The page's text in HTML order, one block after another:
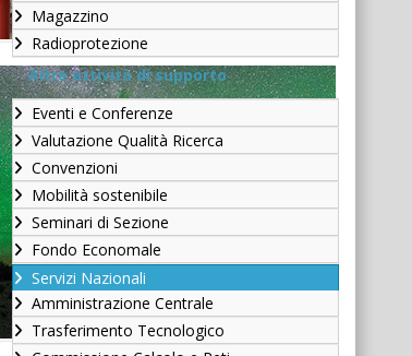
Magazzino
Radioprotezione
Altre attività di supporto
Eventi e Conferenze
Valutazione Qualità Ricerca
Convenzioni
Mobilità sostenibile
Seminari di Sezione
Fondo Economale
Servizi Nazionali
Amministrazione Centrale
Trasferimento Tecnologico